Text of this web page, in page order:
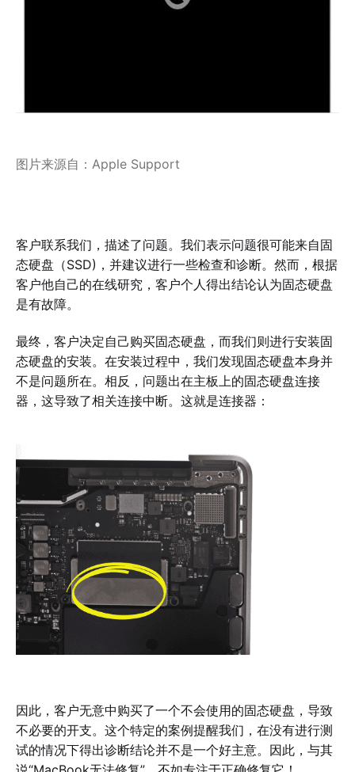
图片来源自：Apple Support
客户联系我们，描述了问题。我们表示问题很可能来自固
态硬盘（SSD)，并建议进行一些检查和诊断。然而，根据
客户他自己的在线研究，客户个人得出结论认为固态硬盘
是有故障。
最终，客户决定自己购买固态硬盘，而我们则进行安装固
态硬盘的安装。在安装过程中，我们发现固态硬盘本身并
不是问题所在。相反，问题出在主板上的固态硬盘连接
器，这导致了相关连接中断。这就是连接器：
因此，客户无意中购买了一个不会使用的固态硬盘，导致
不必要的开支。这个特定的案例提醒我们，在没有进行测
试的情况下得出诊断结论并不是一个好主意。因此，与其